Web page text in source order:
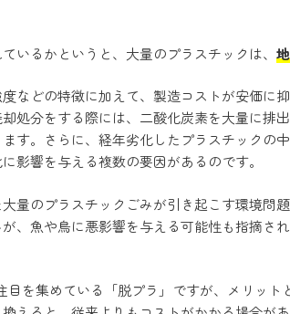
いるかというと、大量のプラスチックは、
などの特徴に加えて、製造コストが安価
処分をする際には、二酸化炭素を大量に
す。さらに、経年劣化したプラスチックの
影響を与える複数の要因があるのです。
量のプラスチックごみが引き起こす環境
、魚や鳥に悪影響を与える可能性も指摘
目を集めている「脱プラ」ですが、メリッ